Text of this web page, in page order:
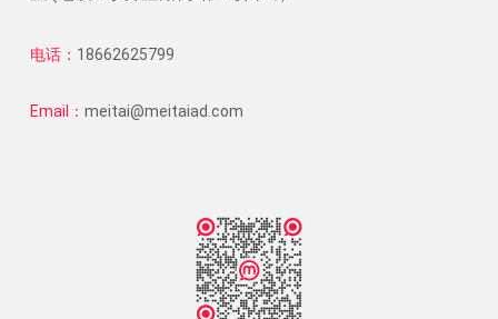
电话： 18662625799
Email： meitai@meitaiad.com